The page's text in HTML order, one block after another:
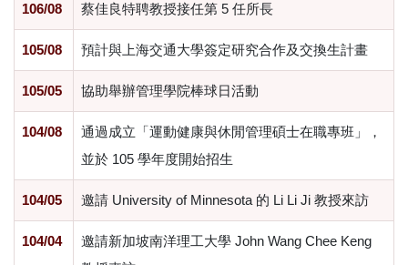
106/08 蔡佳良特聘教授接任第 5 任所長
105/08 預計與上海交通大學簽定研究合作及交換生計畫
105/05 協助舉辦管理學院棒球日活動
104/08
通過成立「運動健康與休閒管理碩士在職專班」，
並於 105 學年度開始招生
104/05 邀請 University of Minnesota的 Li Li Ji教授來訪
104/04 邀請新加坡南洋理工大學 John Wang Chee Keng